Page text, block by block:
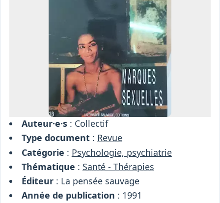
Auteur·e·s: Collectif
Type document: Revue
Catégorie : Psychologie, psychiatrie
Thématique : Santé - Thérapies
Éditeur: La pensée sauvage
Année de publication : 1991